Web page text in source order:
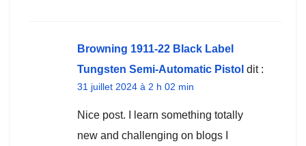
Browning 1911-22 Black Label
Tungsten Semi-Automatic Pistol dit :
31 juillet 2024 à 2 h 02 min
Nice post. I learn something totally
new and challenging on blogs I